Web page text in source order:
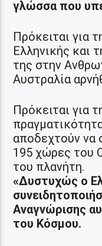
γλώσσα που
Πρόκειται για
Ελληνικής και
της στην
Αυστραλία
Πρόκειται για
αποδεχτούν να
195 χώρες του
του πλανήτη.
«Δυστυχώς ο
Αναγνώρισης
του Κόσμου.